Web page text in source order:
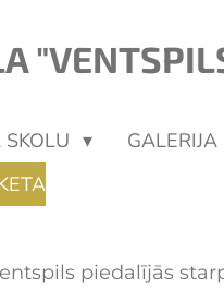
GALERIJA
piedalījās